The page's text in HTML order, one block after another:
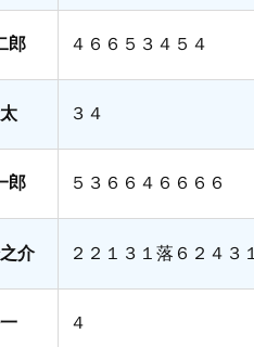
郎 ４６６５３４５４
３４
郎 ５３６６４６６６６
介 ２２１３１落６２４３１
４